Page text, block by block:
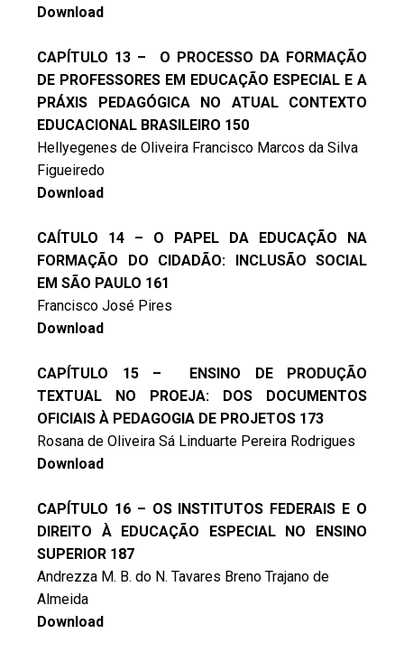
Download
CAPÍTULO 13 – O PROCESSO DA FORMAÇÃO
DE PROFESSORES EM EDUCAÇÃO ESPECIAL E A
PRÁXIS PEDAGÓGICA NO ATUAL CONTEXTO
EDUCACIONAL BRASILEIRO 150
Hellyegenes de Oliveira Francisco Marcos da Silva
Figueiredo
Download
CAÍTULO 14 – O PAPEL DA EDUCAÇÃO NA
FORMAÇÃO DO CIDADÃO: INCLUSÃO SOCIAL
EM SÃO PAULO 161
Francisco José Pires
Download
CAPÍTULO 15 – ENSINO DE PRODUÇÃO
TEXTUAL NO PROEJA: DOS DOCUMENTOS
OFICIAIS À PEDAGOGIA DE PROJETOS 173
Rosana de Oliveira Sá Linduarte Pereira Rodrigues
Download
CAPÍTULO 16 – OS INSTITUTOS FEDERAIS E O
DIREITO À EDUCAÇÃO ESPECIAL NO ENSINO
SUPERIOR 187
Andrezza M. B. do N. Tavares Breno Trajano de
Almeida
Download